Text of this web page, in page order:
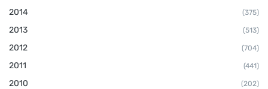
2014 (375)
2013 (513)
2012 (704)
2011 (441)
2010 (202)